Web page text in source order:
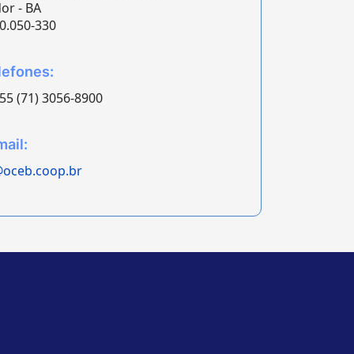
- BA
330
(71) 3056-8900